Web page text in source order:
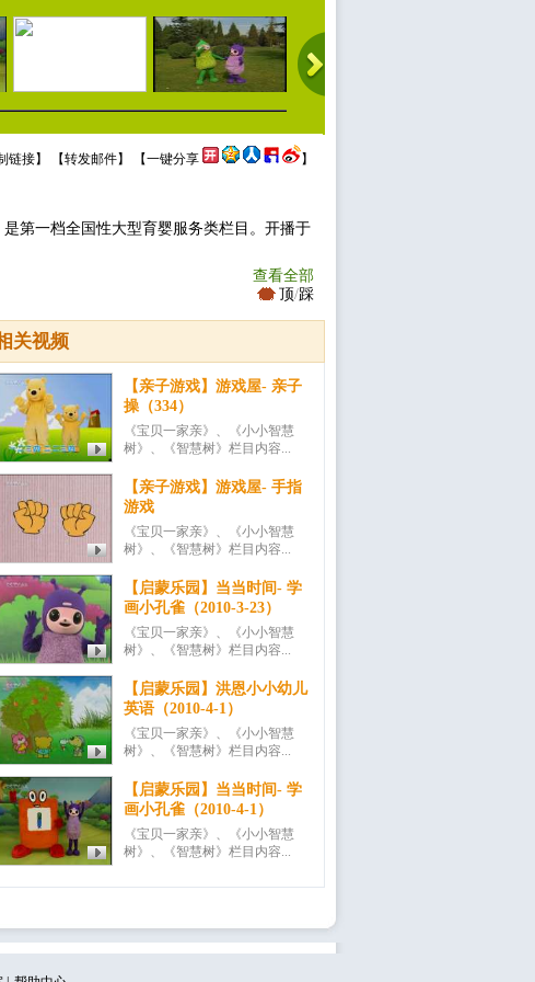
链接】 【转发邮件】 【一键分享 】
第一档全国性大型育婴服务类栏目。开播于
查看全部
顶/踩
关视频
【亲子游戏】游戏屋- 亲子
操（334）
《宝贝一家亲》、《小小智慧
树》、《智慧树》栏目内容...
【亲子游戏】游戏屋- 手指
游戏
《宝贝一家亲》、《小小智慧
树》、《智慧树》栏目内容...
【启蒙乐园】当当时间- 学
画小孔雀（2010-3-23）
《宝贝一家亲》、《小小智慧
树》、《智慧树》栏目内容...
【启蒙乐园】洪恩小小幼儿
英语（2010-4-1）
《宝贝一家亲》、《小小智慧
树》、《智慧树》栏目内容...
【启蒙乐园】当当时间- 学
画小孔雀（2010-4-1）
《宝贝一家亲》、《小小智慧
树》、《智慧树》栏目内容...